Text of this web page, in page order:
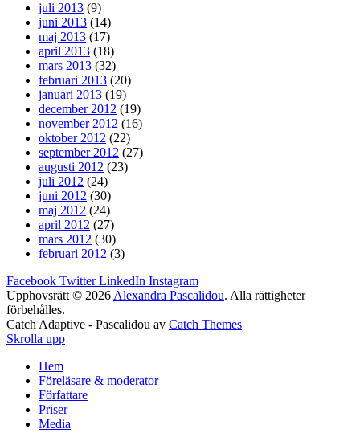
juli 2013 (9)
juni 2013 (14)
maj 2013 (17)
april 2013 (18)
mars 2013 (32)
februari 2013 (20)
januari 2013 (19)
december 2012 (19)
november 2012 (16)
oktober 2012 (22)
september 2012 (27)
augusti 2012 (23)
juli 2012 (24)
juni 2012 (30)
maj 2012 (24)
april 2012 (27)
mars 2012 (30)
februari 2012 (3)
Facebook Twitter LinkedIn Instagram
Upphovsrätt © 2026Alexandra Pascalidou. Alla rättigheter
förbehålles.
Catch Adaptive - Pascalidou av Catch Themes
Skrolla upp
Hem
Föreläsare & moderator
Författare
Priser
Media